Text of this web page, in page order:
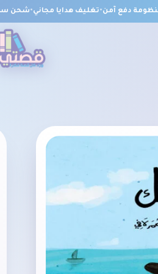
دفع آمن•تغليف هدايا مجاني•شحن